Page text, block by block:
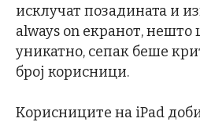
исклучат позадината и
always on екранот,
уникатно, сепак беше
број корисници.
Корисниците на iPad